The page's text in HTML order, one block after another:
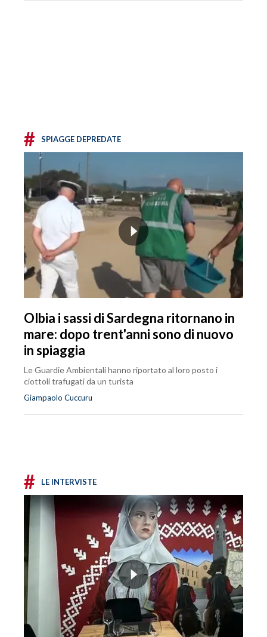
# SPIAGGE DEPREDATE
Olbia i sassi di Sardegna ritornano in
mare: dopo trent'anni sono di nuovo
in spiaggia
Le Guardie Ambientali hanno riportato al loro posto i
ciottoli trafugati da un turista
Giampaolo Cuccuru
# LE INTERVISTE